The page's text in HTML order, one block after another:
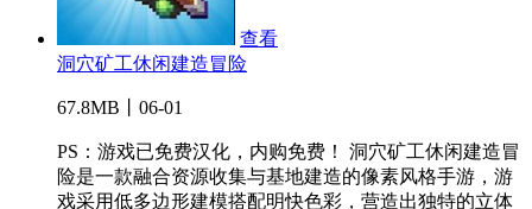
查看
洞穴矿工休闲建造冒险
67.8MB丨06-01
PS：游戏已免费汉化，内购免费！ 洞穴矿工休闲建造冒
险是一款融合资源收集与基地建造的像素风格手游，游
戏采用低多边形建模搭配明快色彩，营造出独特的立体